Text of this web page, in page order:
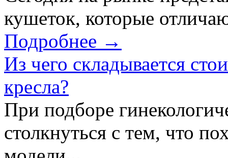
кушеток, которые
Подробнее →
Из чего складывается
кресла?
При подборе
столкнуться с тем, что